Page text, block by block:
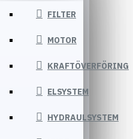
FILTER
MOTOR
KRAFTÖVERFÖRING
ELSYSTEM
HYDRAULSYSTEM